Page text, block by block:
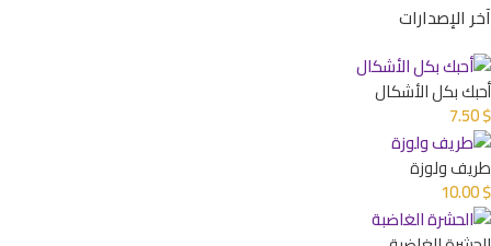
آخر الإصدارات
أحبك بكل الأشكال
7.50$
طريف ولوزة
10.00$